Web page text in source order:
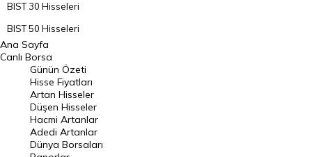
BIST 30 Hisseleri
BIST 50 Hisseleri
BIST 100 Hisseleri
En Çok Artan Hisseler
En Çok Düşen Hisseler
Hacmi Artanlar
Geçmiş Kapanışlar
Ana Sayfa
Canlı Borsa
Günün Özeti
Hisse Fiyatları
Artan Hisseler
Düşen Hisseler
Hacmi Artanlar
Adedi Artanlar
Dünya Borsaları